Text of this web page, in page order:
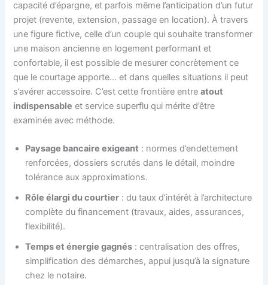
capacité d’épargne, et parfois même l’anticipation d’un futur
projet (revente, extension, passage en location). À travers
une figure fictive, celle d’un couple qui souhaite transformer
une maison ancienne en logement performant et
confortable, il est possible de mesurer concrètement ce
que le courtage apporte… et dans quelles situations il peut
s’avérer accessoire. C’est cette frontière entreatout
indispensable et service superflu qui mérite d’être
examinée avec méthode.
Paysage bancaire exigeant : normes d’endettement
renforcées, dossiers scrutés dans le détail, moindre
tolérance aux approximations.
Rôle élargi du courtier : du taux d’intérêt à l’architecture
complète du financement (travaux, aides, assurances,
flexibilité).
Temps et énergie gagnés : centralisation des offres,
simplification des démarches, appui jusqu’à la signature
chez le notaire.